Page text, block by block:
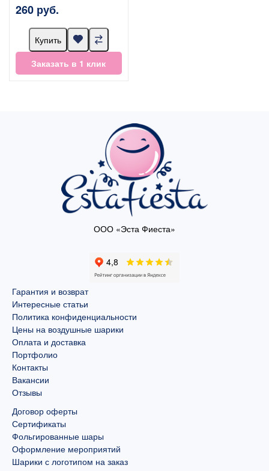
260 руб.
Купить
Заказать в 1 клик
ООО «Эста Фиеста»
Гарантия и возврат
Интересные статьи
Политика конфиденциальности
Цены на воздушные шарики
Оплата и доставка
Портфолио
Контакты
Вакансии
Отзывы
Договор оферты
Сертификаты
Фольгированные шары
Оформление мероприятий
Шарики с логотипом на заказ